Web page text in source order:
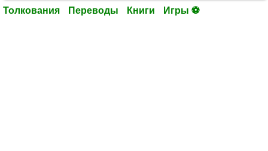
Толкования Переводы Книги Игры ⚽